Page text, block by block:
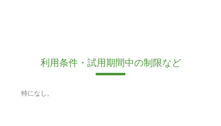
利用条件・試用期間中の制限など
特になし。